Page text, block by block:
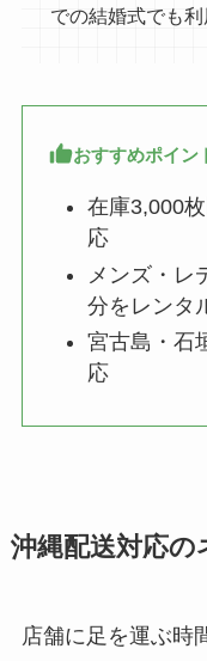
での結婚式でも利
おすすめポイン
在庫3,000
応
メンズ・レ
分をレンタ
宮古島・石
応
沖縄配送対応
店舗に足を運ぶ時